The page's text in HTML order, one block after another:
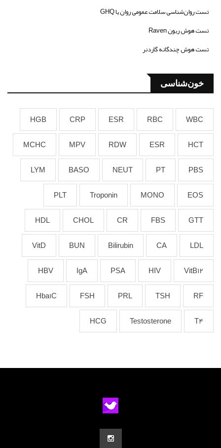
تست روان‌شناسی سلامت عمومی روان یا GHQ
تست هوش ریون Raven
تست هوش چندگانه گاردنر
خون‌شناسی
WBC
RBC
ESR
CRP
HGB
HCT
ESR
RDW
MPV
MCHC
PBS
PT
NEUT
BASO
LYM
EOS
MONO
Troponin
PLT
GTT
FBS
CR
CHOL
HDL
LDL
CA
Bilirubin
BUN
VitD
VitB12
HIV
PSA
IgA
HBV
RF
TSH
PRL
FSH
Hba1C
T4
Testosterone
HCG